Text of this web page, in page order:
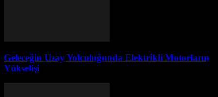
Geleceğin Uzay Yolculuğunda Elektrikli Motorların
Yükselişi